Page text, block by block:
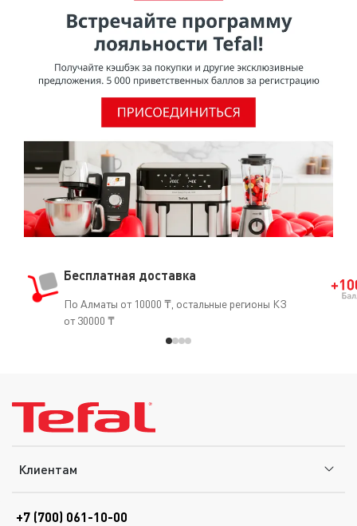
Бесплатная доставка
По Алматы от 10000 ₸, остальные регионы КЗ
от 30000 ₸
Клиентам
+7 (700) 061-10-00